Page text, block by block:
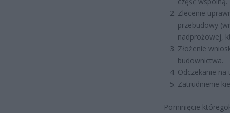
Zlecenie
przebudowy
nadprożowej,
Złożenie
budownictwa.
Odczekanie
Zatrudnienie
Pominięcie